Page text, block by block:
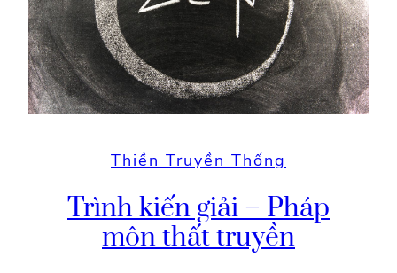
Thiền Truyền Thống
Trình kiến giải – Pháp
môn thất truyền